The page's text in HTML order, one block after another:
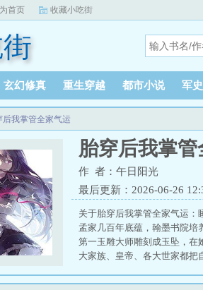
首页 收藏小吃街
玄幻修真 重生穿越 都市小说 军
后我掌管全家气运
胎穿后我掌
作 者：午日阳光
最后更新：2026-06-26
关于胎穿后我掌管全家气运：
孟家几百年底蕴，翰墨书院培
第一玉雕大师雕刻成玉坠，在
大家族、皇帝、各大世家都把
日子轻松。最重要的是，她发